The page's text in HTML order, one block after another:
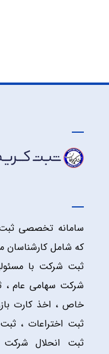
سامانه تخصصی
که شامل کارشناسان
ثبت شرکت با
شرکت سهامی عام
خاص ، اخذ کارت
ثبت اختراعات ،
ثبت انحلال شرکت